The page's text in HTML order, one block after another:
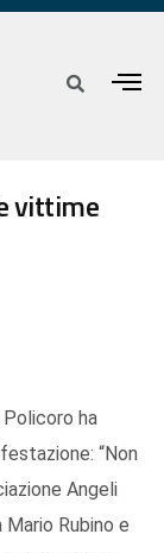
vittime
ha
“Non
Angeli
Rubino e